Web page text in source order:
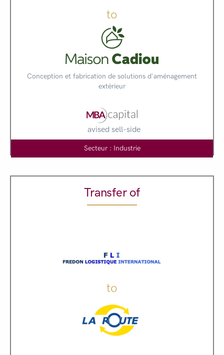
to
Conception et fabrication de solutions d'aménagement
extérieur
avised sell-side
Secteur : Industrie
Transfer of
to